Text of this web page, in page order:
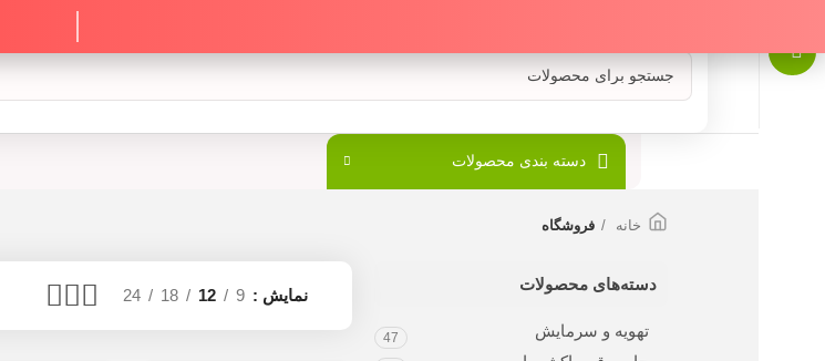
دسته بندی محصولات
خانه فروشگاه
دسته‌های محصولات
تهویه و سرمایش 47
نمایش 9
12
18
24